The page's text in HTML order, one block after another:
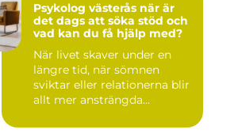
Psykolog västerås när är
det dags att söka stöd och
vad kan du få hjälp med?
När livet skaver under en
längre tid, när sömnen
sviktar eller relationerna blir
allt mer ansträngda...